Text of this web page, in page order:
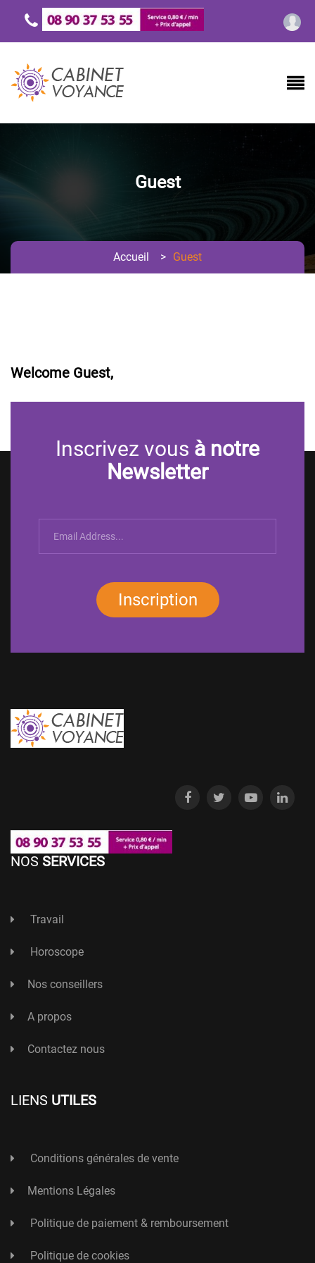
Guest
Accueil > Guest
Welcome Guest,
Inscrivez vous à notre
Newsletter
Inscription
NOS SERVICES
Travail
Horoscope
Nos conseillers
A propos
Contactez nous
LIENS UTILES
Conditions générales de vente
Mentions Légales
Politique de paiement & remboursement
Politique de cookies